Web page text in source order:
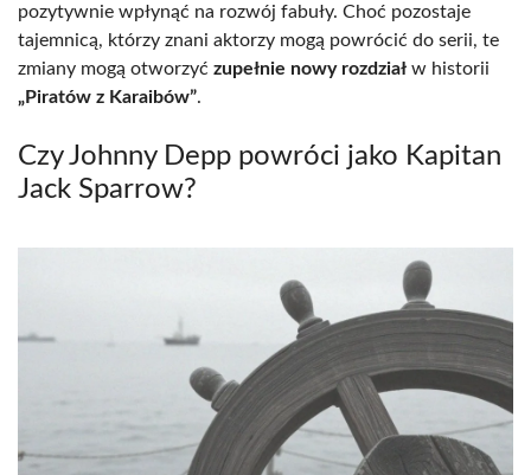
pozytywnie wpłynąć na rozwój fabuły. Choć pozostaje
tajemnicą, którzy znani aktorzy mogą powrócić do serii, te
zmiany mogą otworzyć zupełnie nowy rozdział w historii
„Piratów z Karaibów”.
Czy Johnny Depp powróci jako Kapitan
Jack Sparrow?